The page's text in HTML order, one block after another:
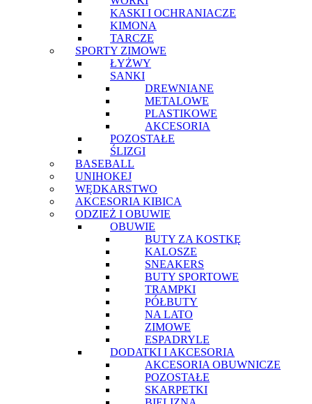
KASKI I OCHRANIACZE
KIMONA
TARCZE
SPORTY ZIMOWE
ŁYŻWY
SANKI
DREWNIANE
METALOWE
PLASTIKOWE
AKCESORIA
POZOSTAŁE
ŚLIZGI
BASEBALL
UNIHOKEJ
WĘDKARSTWO
AKCESORIA KIBICA
ODZIEŻ I OBUWIE
OBUWIE
BUTY ZA KOSTKĘ
KALOSZE
SNEAKERS
BUTY SPORTOWE
TRAMPKI
PÓŁBUTY
NA LATO
ZIMOWE
ESPADRYLE
DODATKI I AKCESORIA
AKCESORIA OBUWNICZE
POZOSTAŁE
SKARPETKI